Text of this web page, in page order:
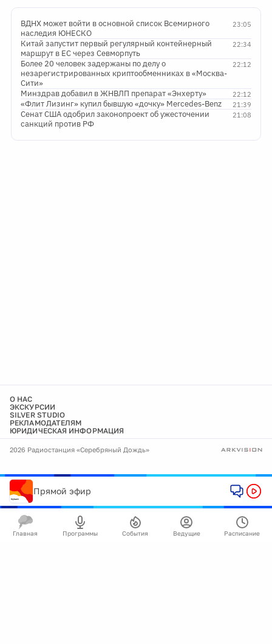
23:05
ВДНХ может войти в основной список Всемирного
наследия ЮНЕСКО
22:34
Китай запустит первый регулярный контейнерный
маршрут в ЕС через Севморпуть
22:12
Более 20 человек задержаны по делу о
незарегистрированных криптообменниках в «Москва-
Сити»
22:12
Минздрав добавил в ЖНВЛП препарат «Энхерту»
21:39
«Флит Лизинг» купил бывшую «дочку» Mercedes-Benz
21:08
Сенат США одобрил законопроект об ужесточении
санкций против РФ
О НАС
ЭКСКУРСИИ
SILVER STUDIO
РЕКЛАМОДАТЕЛЯМ
ЮРИДИЧЕСКАЯ ИНФОРМАЦИЯ
2026 Радиостанция «Серебряный Дождь»
Прямой эфир
Главная Программы События Ведущие Расписание